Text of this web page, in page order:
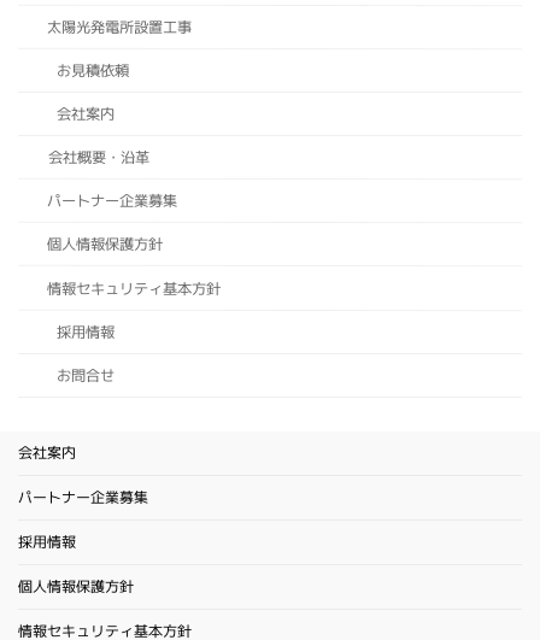
太陽光発電所設置工事
お見積依頼
会社案内
会社概要・沿革
パートナー企業募集
個人情報保護方針
情報セキュリティ基本方針
採用情報
お問合せ
会社案内
パートナー企業募集
採用情報
個人情報保護方針
情報セキュリティ基本方針